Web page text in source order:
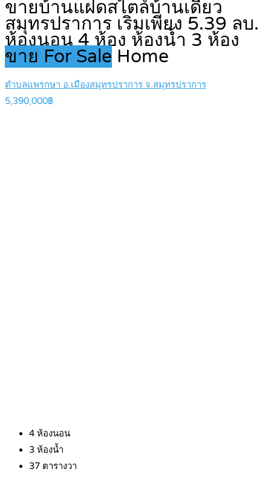
ขายบ้านแฝดสไตล์บ้านเดี่ยว
สมุทรปราการ เริ่มเพียง 5.39 ลบ.
ห้องนอน 4 ห้อง ห้องน้ำ 3 ห้อง
ขาย For Sale Home
ตำบลแพรกษา อ.เมืองสมุทรปราการ จ.สมุทรปราการ
5,390,000฿
4 ห้องนอน
3 ห้องน้ำ
37 ตารางวา